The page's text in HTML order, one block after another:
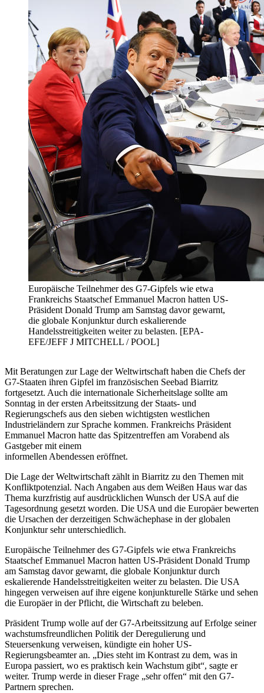
Europäische Teilnehmer des G7-Gipfels wie etwa
Frankreichs Staatschef Emmanuel Macron hatten US-
Präsident Donald Trump am Samstag davor gewarnt,
die globale Konjunktur durch eskalierende
Handelsstreitigkeiten weiter zu belasten. [EPA-
EFE/JEFF J MITCHELL / POOL]
Mit Beratungen zur Lage der Weltwirtschaft haben die Chefs der
G7-Staaten ihren Gipfel im französischen Seebad Biarritz
fortgesetzt. Auch die internationale Sicherheitslage sollte am
Sonntag in der ersten Arbeitssitzung der Staats- und
Regierungschefs aus den sieben wichtigsten westlichen
Industrieländern zur Sprache kommen. Frankreichs Präsident
Emmanuel Macron hatte das Spitzentreffen am Vorabend als
Gastgeber mit einem
informellen Abendessen eröffnet.
Die Lage der Weltwirtschaft zählt in Biarritz zu den Themen mit
Konfliktpotenzial. Nach Angaben aus dem Weißen Haus war das
Thema kurzfristig auf ausdrücklichen Wunsch der USA auf die
Tagesordnung gesetzt worden. Die USA und die Europäer bewerten
die Ursachen der derzeitigen Schwächephase in der globalen
Konjunktur sehr unterschiedlich.
Europäische Teilnehmer des G7-Gipfels wie etwa Frankreichs
Staatschef Emmanuel Macron hatten US-Präsident Donald Trump
am Samstag davor gewarnt, die globale Konjunktur durch
eskalierende Handelsstreitigkeiten weiter zu belasten. Die USA
hingegen verweisen auf ihre eigene konjunkturelle Stärke und sehen
die Europäer in der Pflicht, die Wirtschaft zu beleben.
Präsident Trump wolle auf der G7-Arbeitssitzung auf Erfolge seiner
wachstumsfreundlichen Politik der Deregulierung und
Steuersenkung verweisen, kündigte ein hoher US-
Regierungsbeamter an. „Dies steht im Kontrast zu dem, was in
Europa passiert, wo es praktisch kein Wachstum gibt“, sagte er
weiter. Trump werde in dieser Frage „sehr offen“ mit den G7-
Partnern sprechen.